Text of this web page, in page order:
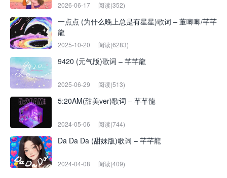
2026-06-17 阅读(352)
一点点 (为什么晚上总是有星星)歌词 – 董唧唧/芊芊
龍
2025-10-20 阅读(6283)
9420 (元气版)歌词 – 芊芊龍
2025-06-29 阅读(513)
5:20AM(甜美ver)歌词 – 芊芊龍
2024-05-06 阅读(744)
Da Da Da (甜妹版)歌词 – 芊芊龍
2024-04-08 阅读(409)